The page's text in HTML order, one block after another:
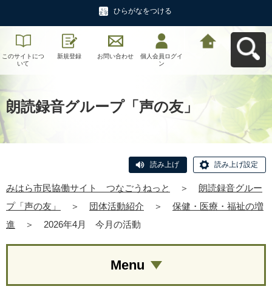
ひらがなをつける
このサイトにつ
いて
新規登録 お問い合わせ
個人会員ログイ
ン
朗読録音グループ「声の友」
読み上げ 読み上げ設定
みはら市民協働サイト つなごうねっと ＞
朗読録音グルー
プ「声の友」
＞ 団体活動紹介 ＞
保健・医療・福祉の増
進
＞ 2026年4月 今月の活動
Menu